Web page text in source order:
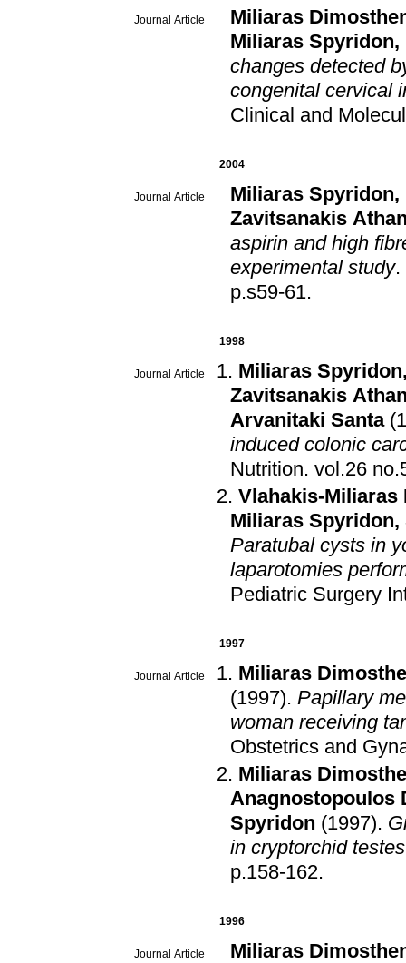
Journal Article
Miliaras
Miliaras Spyridon,
changes detected
congenital cervical
Clinical and
2004
Journal Article Miliaras Spyridon,
Zavitsanakis
aspirin and high
experimental study.
p.s59-61.
1998
Journal Article Miliaras Spyridon
Zavitsanakis
Arvanitaki Santa
induced colonic
Nutrition.
Vlahakis-Miliaras
Miliaras Spyridon,
Paratubal cysts in
laparotomies
Pediatric Surgery
1997
Journal Article
Miliaras
(1997). Papillary
woman receiving
Obstetrics and
Miliaras
Anagnostopoulos
Spyridon (1997).
in cryptorchid testes
p.158-162.
1996
Journal Article
Miliaras